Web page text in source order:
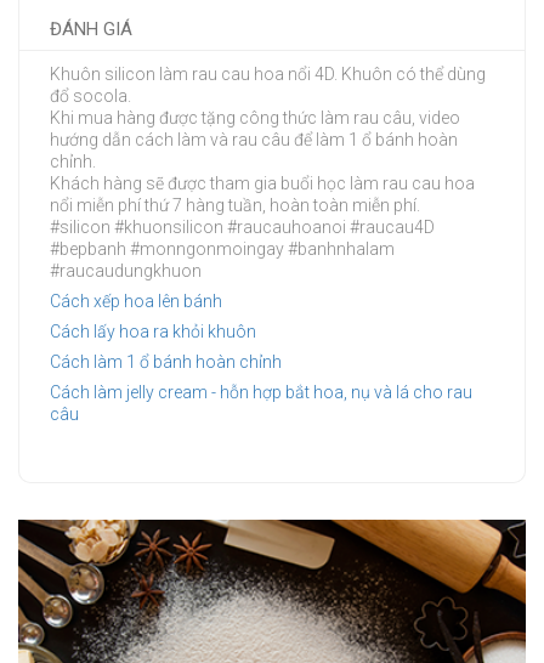
ĐÁNH GIÁ
Khuôn silicon làm rau cau hoa nổi 4D. Khuôn có thể dùng
đổ socola.
Khi mua hàng được tặng công thức làm rau câu, video
hướng dẫn cách làm và rau câu để làm 1 ổ bánh hoàn
chỉnh.
Khách hàng sẽ được tham gia buổi học làm rau cau hoa
nổi miễn phí thứ 7 hàng tuần, hoàn toàn miễn phí.
#silicon #khuonsilicon #raucauhoanoi #raucau4D
#bepbanh #monngonmoingay #banhnhalam
#raucaudungkhuon
Cách xếp hoa lên bánh
Cách lấy hoa ra khỏi khuôn
Cách làm 1 ổ bánh hoàn chỉnh
Cách làm jelly cream - hỗn hợp bắt hoa, nụ và lá cho rau
câu